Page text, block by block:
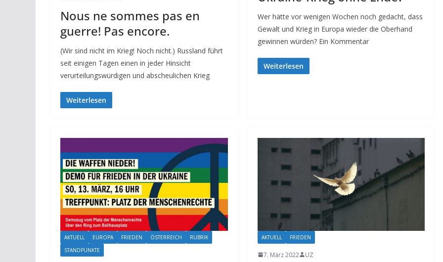
Nous ne sommes pas en
guerre! Pas encore.
(Wir sind nicht im Krieg! Noch nicht.) Russland führt
seit einigen Tagen einen in jeder Hinsicht
verurteilungswürdigen und abscheulichen Krieg
Weiterlesen
Wer hätte vor wenigen Wochen noch gedacht, dass
Gewalt und Krieg in Europa wieder die Oberhand
gewinnen würden? Ein Kommentar
Weiterlesen
AKTUELL EUROPA FRIEDEN ÖSTERREICH
RUBRIK
STANDPUNKTE
AKTUELL FRIEDEN
7. März 2022 UZ